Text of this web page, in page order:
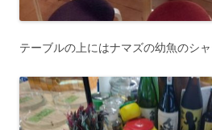
テーブルの上にはナマズの幼魚のシャ